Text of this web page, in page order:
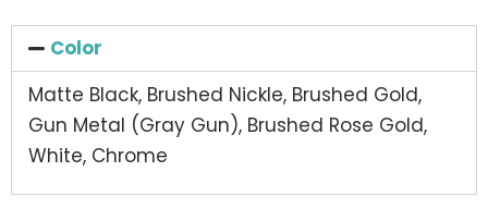
Color
Matte Black, Brushed Nickle, Brushed Gold,
Gun Metal (Gray Gun), Brushed Rose Gold,
White, Chrome